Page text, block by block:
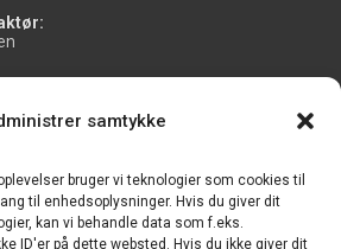
samtykke
bruger vi teknologier som cookies til
til enhedsoplysninger. Hvis du giver dit
kan vi behandle data som f.eks.
ID'er på dette websted. Hvis du ikke giver dit